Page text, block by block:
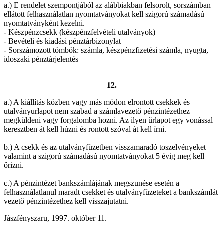
a.) E rendelet szempontjából az alábbiakban felsorolt, sorszámban
ellátott felhasználatlan nyomtatványokat kell szigorú számadású
nyomtatványként kezelni.
- Készpénzcsekk (készpénzfelvételi utalványok)
- Bevételi és kiadási pénztárbizonylat
- Sorszámozott tömbök: számla, készpénzfizetési számla, nyugta,
idoszaki pénztárjelentés
12.
a.) A kiállítás közben vagy más módon elrontott csekkek és
utalványurlapot nem szabad a számlavezető pénzintézethez
megküldeni vagy forgalomba hozni. Az ilyen űrlapot egy vonással
keresztben át kell húzni és rontott szóval át kell írni.
b.) A csekk és az utalványfüzetben visszamaradó toszelvényeket
valamint a szigorú számadású nyomtatványokat 5 évig meg kell
őrizni.
c.) A pénzintézet bankszámlájának megszunése esetén a
felhasználatlanul maradt csekket és utalványfüzeteket a bankszámlát
vezető pénzintézethez kell visszajutatni.
Jászfényszaru, 1997. október 11.